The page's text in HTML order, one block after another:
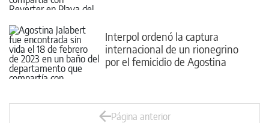
Interpol ordenó la captura
internacional de un rionegrino
por el femicidio de Agostina
Página anterior